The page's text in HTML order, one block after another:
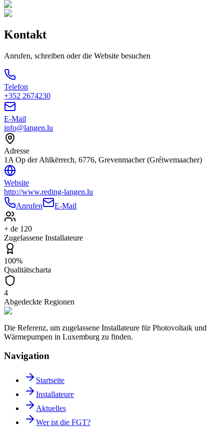
Kontakt
Anrufen, schreiben oder die Website besuchen
Telefon
+352 2674230
E-Mail
info@langen.lu
Adresse
1A Op der Ahlkërrech, 6776, Grevenmacher (Gréiwemaacher)
Website
http://www.reding-langen.lu
Anrufen
E-Mail
+ de 120
Zugelassene Installateure
100%
Qualitätscharta
4
Abgedeckte Regionen
Die Referenz, um zugelassene Installateure für Photovoltaik und
Wärmepumpen in Luxemburg zu finden.
Navigation
Startseite
Installateure
Aktuelles
Wer ist die FGT?